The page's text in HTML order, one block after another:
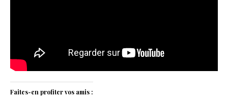
Faites-en profiter vos amis :